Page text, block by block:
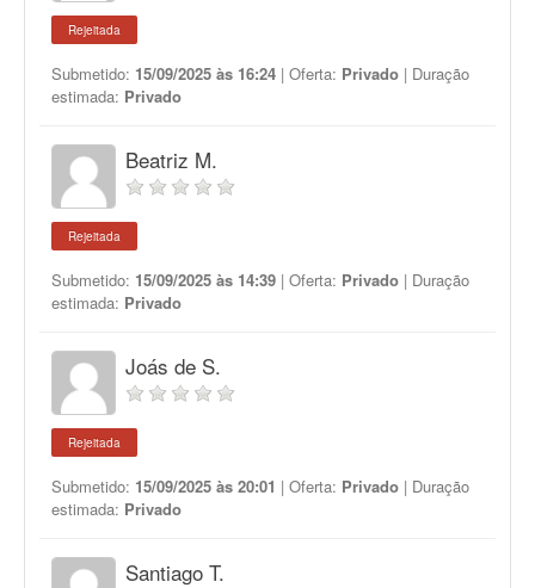
Rejeitada
Submetido: 15/09/2025 às 16:24 | Oferta: Privado | Duração
estimada: Privado
Beatriz M.
Rejeitada
Submetido: 15/09/2025 às 14:39 | Oferta: Privado | Duração
estimada: Privado
Joás de S.
Rejeitada
Submetido: 15/09/2025 às 20:01 | Oferta: Privado | Duração
estimada: Privado
Santiago T.